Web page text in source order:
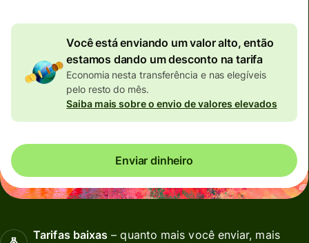
Você está enviando um valor alto, então
estamos dando um desconto na tarifa
Economia nesta transferência e nas elegíveis
pelo resto do mês.
Saiba mais sobre o envio de valores elevados
Enviar dinheiro
Tarifas baixas – quanto mais você enviar, mais